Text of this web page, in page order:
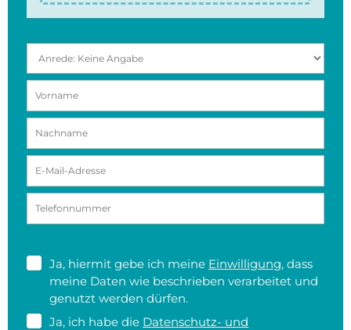
Ja, hiermit gebe ich meine Einwilligung, dass
meine Daten wie beschrieben verarbeitet und
genutzt werden dürfen.
Ja, ich habe die Datenschutz- und